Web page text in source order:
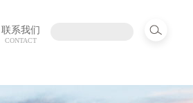
联系我们
CONTACT